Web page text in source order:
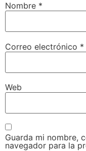
Nombre *
Correo electrónico *
Web
Guarda mi nombre,
navegador para la